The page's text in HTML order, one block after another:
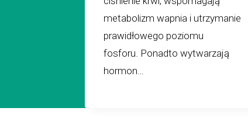
metabolizm wapnia i utrzymanie
prawidłowego poziomu
fosforu. Ponadto wytwarzają
hormon…